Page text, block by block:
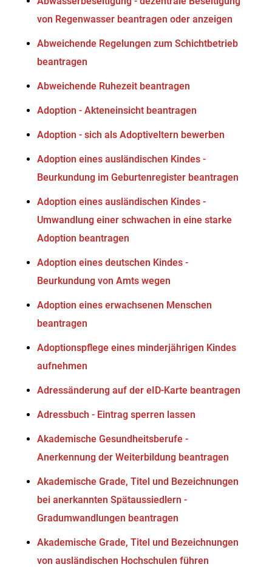
von Regenwasser beantragen oder anzeigen
Abweichende Regelungen zum Schichtbetrieb
beantragen
Abweichende Ruhezeit beantragen
Adoption - Akteneinsicht beantragen
Adoption - sich als Adoptiveltern bewerben
Adoption eines ausländischen Kindes -
Beurkundung im Geburtenregister beantragen
Adoption eines ausländischen Kindes -
Umwandlung einer schwachen in eine starke
Adoption beantragen
Adoption eines deutschen Kindes -
Beurkundung von Amts wegen
Adoption eines erwachsenen Menschen
beantragen
Adoptionspflege eines minderjährigen Kindes
aufnehmen
Adressänderung auf der eID-Karte beantragen
Adressbuch - Eintrag sperren lassen
Akademische Gesundheitsberufe -
Anerkennung der Weiterbildung beantragen
Akademische Grade, Titel und Bezeichnungen
bei anerkannten Spätaussiedlern -
Gradumwandlungen beantragen
Akademische Grade, Titel und Bezeichnungen
von ausländischen Hochschulen führen